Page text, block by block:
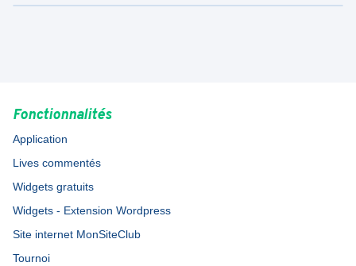
Fonctionnalités
Application
Lives commentés
Widgets gratuits
Widgets - Extension Wordpress
Site internet MonSiteClub
Tournoi